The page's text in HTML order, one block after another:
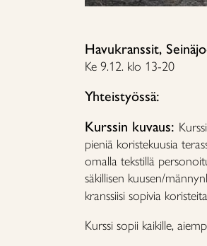
Havukranssit,
Ke 9.12. klo 13-20
Yhteistyössä:
Kurssin kuvaus:
pieniä koristekuusia
omalla tekstillä
säkillisen kuusen/
kranssiisi sopivia
Kurssi sopii kaikille,